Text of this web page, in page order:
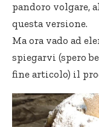
pandoro volgare,
questa versione.
Ma ora vado ad
spiegarvi (spero
fine articolo) il